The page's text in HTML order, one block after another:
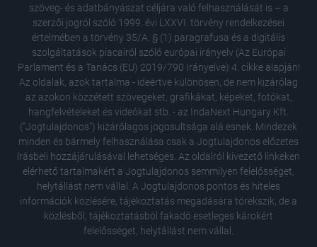
szöveg- és adatbányászat céljára való felhasználását is – a
szerzői jogról szóló 1999. évi LXXVI. törvény rendelkezései
értelmében a törvény 35/A. § (1) paragrafusa és a digitális
szolgáltatások piacairól szóló európai irányelv (Az Európai
Parlament és a Tanács (EU) 2019/790 Irányelve) 4. cikke alapján!
Az oldalak, azok tartalma - ideértve különösen, de nem kizárólag
az azokon közzétett szövegeket, grafikákat, képeket, fotókat,
hangfelvételeket és videókat stb. - az IndaNext Hungary Kft.
("Jogtulajdonos") kizárólagos jogosultsága alá esnek. Mindezek
minden és bármely felhasználása csak a Jogtulajdonos előzetes
írásbeli hozzájárulásával lehetséges. Az oldalról kivezető linkeken
elérhető tartalmakért a Jogtulajdonos semmilyen felelősséget,
helytállást nem vállal. A Jogtulajdonos pontos és hiteles
információk közlésére, tájékoztatás megadására törekszik, de a
közlésből, tájékoztatásból fakadó esetleges károkért
felelősséget, helytállást nem vállal.